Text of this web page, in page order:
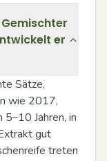
er
Sätze,
wie 2017,
Jahren, in
gut
treten